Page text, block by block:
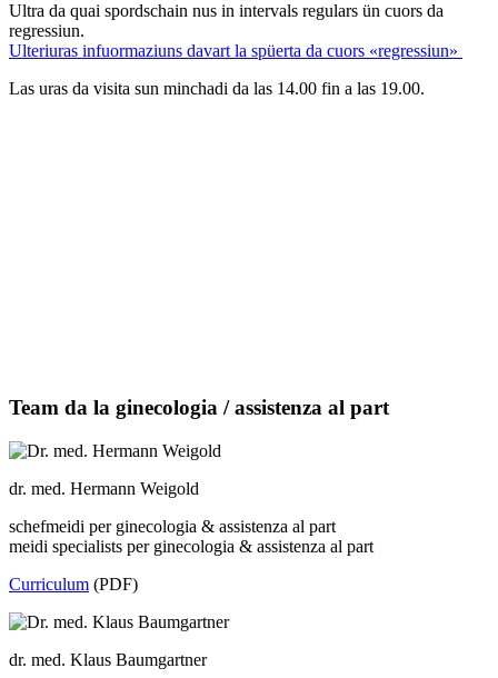
Ultra da quai spordschain nus in intervals regulars ün cuors da
regressiun.
Ulteriuras infuormaziuns davart la spüerta da cuors «regressiun»
Las uras da visita sun minchadi da las 14.00 fin a las 19.00.
Team da la ginecologia / assistenza al part
dr. med. Hermann Weigold
schefmeidi per ginecologia & assistenza al part
meidi specialists per ginecologia & assistenza al part
Curriculum (PDF)
dr. med. Klaus Baumgartner